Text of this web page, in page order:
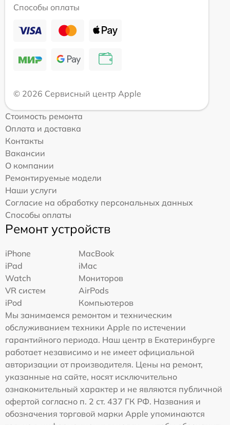
Способы оплаты
© 2026 Сервисный центр Apple
Стоимость ремонта
Оплата и доставка
Контакты
Вакансии
О компании
Ремонтируемые модели
Наши услуги
Согласие на обработку персональных данных
Способы оплаты
Ремонт устройств
iPhone
MacBook
iPad
iMac
Watch
Мониторов
VR систем
AirPods
iPod
Компьютеров
Мы занимаемся ремонтом и техническим
обслуживанием техники Apple по истечении
гарантийного периода. Наш центр в Екатеринбурге
работает независимо и не имеет официальной
авторизации от производителя. Цены на ремонт,
указанные на сайте, носят исключительно
ознакомительный характер и не являются публичной
офертой согласно п. 2 ст. 437 ГК РФ. Названия и
обозначения торговой марки Apple упоминаются